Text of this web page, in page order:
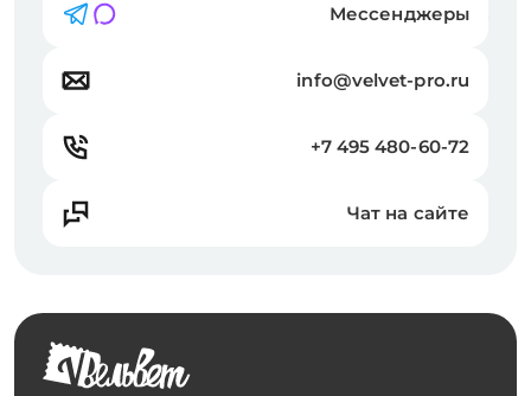
Мессенджеры
info@velvet-pro.ru
+7 495 480-60-72
Чат на сайте